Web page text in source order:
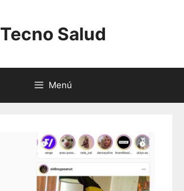
Tecno Salud
Menú